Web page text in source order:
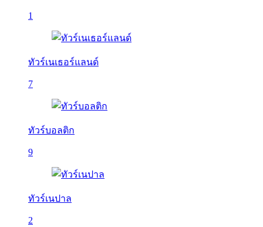
1
ทัวร์เนเธอร์แลนด์
7
ทัวร์บอลติก
9
ทัวร์เนปาล
2